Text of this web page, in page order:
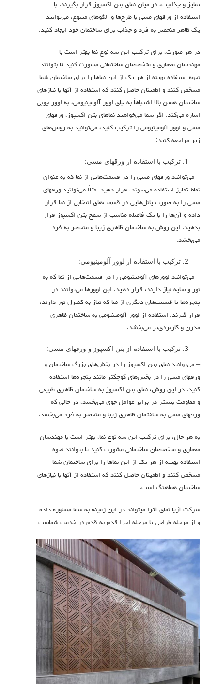
تمایز و جذابیت، در میان نمای بتن اکسپوز قرار بگیرند. با
استفاده از ورقهای مسی با طرح‌ها و الگوهای متنوع، می‌توانید
یک ظاهر منحصر به فرد و جذاب برای ساختمان خود ایجاد کنید.
در هر صورت، برای ترکیب این سه نوع نما بهتر است با
مهندسان معماری و متخصصان ساختمانی مشورت کنید تا بتوانند
نحوه استفاده بهینه از هر یک از این نماها را برای ساختمان شما
مشخص کنند و اطمینان حاصل کنند که استفاده از آنها با نیازهای
ساختمان همتن بالا اشتباهاً به جای لوور آلومینیومی، به لوور چوبی
اشاره می‌کند. اگر شما می‌خواهید نماهای بتن اکسپوز، ورقهای
مسی و لوور آلومینیومی را ترکیب کنید، می‌توانید به روش‌های
زیر مراجعه کنید:
ترکیب با استفاده از ورقهای مسی:
– می‌توانید ورقهای مسی را در قسمت‌هایی از نما که به عنوان
نقاط تمایز استفاده می‌شوند، قرار دهید. مثلاً می‌توانید ورقهای
مسی را به صورت پانل‌هایی در قسمت‌های انتخابی از نما قرار
داده و آن‌ها را با یک فاصله مناسب از سطح بتن اکسپوز قرار
بدهید. این روش به ساختمان ظاهری زیبا و منحصر به فرد
می‌بخشد.
ترکیب با استفاده از لوور آلومینیومی:
– می‌توانید لوورهای آلومینیومی را در قسمت‌هایی از نما که به
نور و سایه نیاز دارند، قرار دهید. این لوورها می‌توانند در
پنجره‌ها یا قسمت‌های دیگری از نما که نیاز به کنترل نور دارند،
قرار گیرند. استفاده از لوور آلومینیومی به ساختمان ظاهری
مدرن و کاربردی‌تر می‌بخشد.
ترکیب با استفاده از بتن اکسپوز و ورقهای مسی:
– می‌توانید نمای بتن اکسپوز را در بخش‌های بزرگ ساختمان و
ورقهای مسی را در بخش‌های کوچکتر مانند پنجره‌ها استفاده
کنید. در این روش، نمای بتن اکسپوز به ساختمان ظاهری طبیعی
و مقاومت بیشتر در برابر عوامل جوی می‌بخشد، در حالی که
ورقهای مسی به ساختمان ظاهری زیبا و منحصر به فرد می‌بخشد.
به هر حال، برای ترکیب این سه نوع نما، بهتر است با مهندسان
معماری و متخصصان ساختمانی مشورت کنید تا بتوانند نحوه
استفاده بهینه از هر یک از این نماها را برای ساختمان شما
مشخص کنند و اطمینان حاصل کنند که استفاده از آنها با نیازهای
ساختمان هماهنگ است.
شرکت آریا نمای آترا میتواند در این زمینه به شما مشاوره داده
و از مرحله طراحی تا مرحله اجرا قدم به قدم در خدمت شماست